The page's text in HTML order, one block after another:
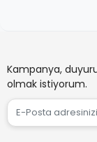
Kampanya,
olmak istiyorum.